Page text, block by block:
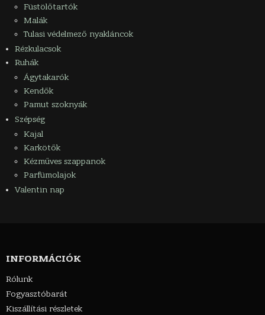
Füstölőtartók
Malák
Tulasi védelmező nyakláncok
Rézkulacsok
Ruhák
Ágytakarók
Kendők
Pamut szoknyák
Szépség
Kajal
Karkötők
Kézműves szappanok
Parfümolajok
Valentin nap
INFORMÁCIÓK
Rólunk
Fogyasztóbarát
Kiszállítási részletek